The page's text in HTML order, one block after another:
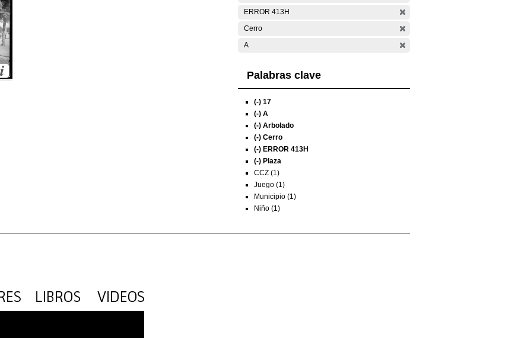
ERROR 413H
Cerro
A
Palabras clave
(-) 17
(-) A
(-) Arbolado
(-) Cerro
(-) ERROR 413H
(-) Plaza
CCZ (1)
Juego (1)
Municipio (1)
Niño (1)